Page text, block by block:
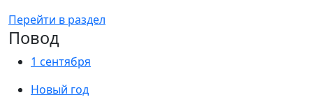
Перейти в раздел
Повод
1 сентября
Новый год